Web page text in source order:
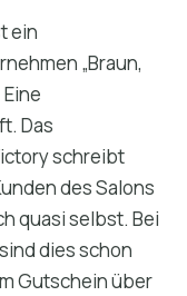
ein
„Braun,
Das
schreibt
des Salons
quasi selbst. Bei
dies schon
Gutschein über